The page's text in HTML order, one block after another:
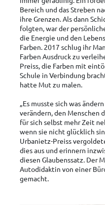
Bereich und das Streben
ihre Grenzen. Als dann
folgten, war der
die Energie und den
Farben. 2017 schlug ihr
Farben Ausdruck zu
Preiss, die Farben mit
Schule in Verbindung
hatte Mut zu malen.
„Es musste sich was
verändern, den Menschen
für sich selbst mehr Zeit
wenn sie nicht glücklich
Urbanietz-Preiss
dies aus und erinnern
diesen Glaubenssatz. Der
Autodidaktin von einer
gemacht.